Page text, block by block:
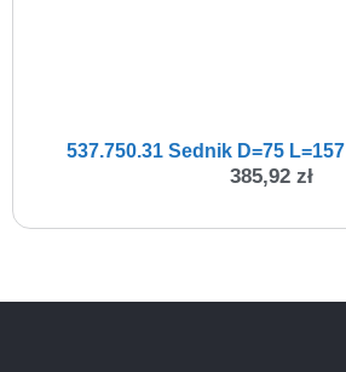
537.750.31 Sednik D=75
385,92 zł